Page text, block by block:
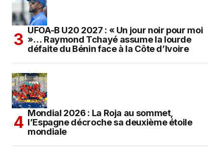
UFOA-B U20 2027 : « Un jour noir pour moi
»… Raymond Tchayé assume la lourde
défaite du Bénin face à la Côte d’Ivoire
Mondial 2026 : La Roja au sommet,
l’Espagne décroche sa deuxième étoile
mondiale